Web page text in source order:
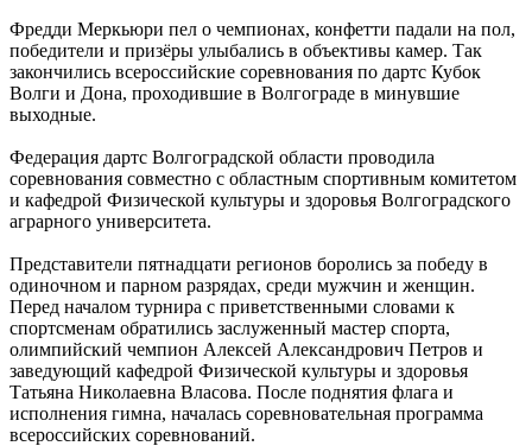
Фредди Меркьюри пел о чемпионах, конфетти падали на пол,
победители и призёры улыбались в объективы камер. Так
закончились всероссийские соревнования по дартс Кубок
Волги и Дона, проходившие в Волгограде в минувшие
выходные.
Федерация дартс Волгоградской области проводила
соревнования совместно с областным спортивным комитетом
и кафедрой Физической культуры и здоровья Волгоградского
аграрного университета.
Представители пятнадцати регионов боролись за победу в
одиночном и парном разрядах, среди мужчин и женщин.
Перед началом турнира с приветственными словами к
спортсменам обратились заслуженный мастер спорта,
олимпийский чемпион Алексей Александрович Петров и
заведующий кафедрой Физической культуры и здоровья
Татьяна Николаевна Власова. После поднятия флага и
исполнения гимна, началась соревновательная программа
всероссийских соревнований.